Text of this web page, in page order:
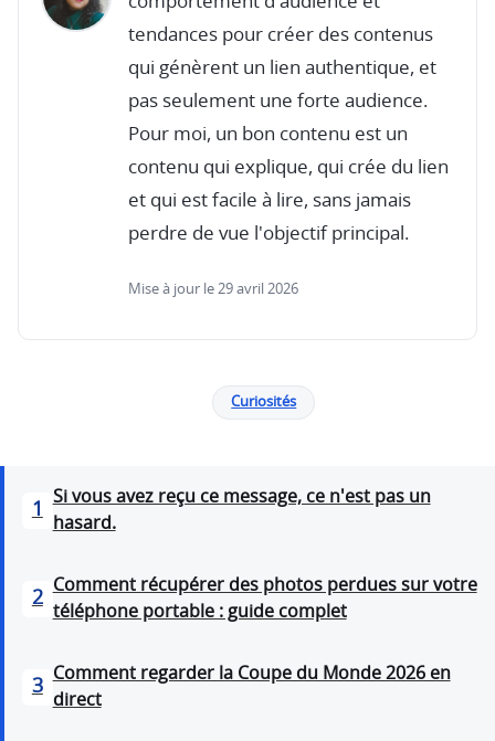
tendances pour créer des contenus
qui génèrent un lien authentique, et
pas seulement une forte audience.
Pour moi, un bon contenu est un
contenu qui explique, qui crée du lien
et qui est facile à lire, sans jamais
perdre de vue l'objectif principal.
Mise à jour le 29 avril 2026
Curiosités
1
Si vous avez reçu ce message, ce n'est pas un
hasard.
2
Comment récupérer des photos perdues sur votre
téléphone portable : guide complet
3
Comment regarder la Coupe du Monde 2026 en
direct